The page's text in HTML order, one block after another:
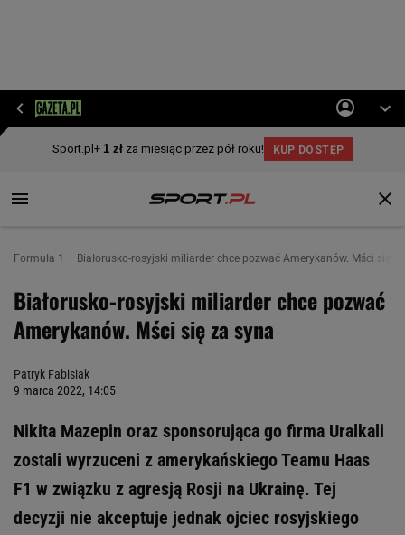
Formuła 1 Białorusko-rosyjski miliarder chce pozwać Amerykanów. Mści się
Białorusko-rosyjski miliarder chce pozwać
Amerykanów. Mści się za syna
Patryk Fabisiak
9 marca 2022, 14:05
Nikita Mazepin oraz sponsorująca go firma Uralkali
zostali wyrzuceni z amerykańskiego Teamu Haas
F1 w związku z agresją Rosji na Ukrainę. Tej
decyzji nie akceptuje jednak ojciec rosyjskiego